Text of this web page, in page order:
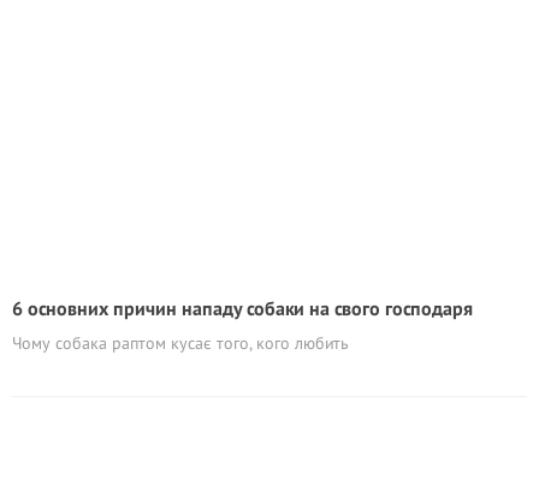
6 основних причин нападу собаки на свого господаря
Чому собака раптом кусає того, кого любить